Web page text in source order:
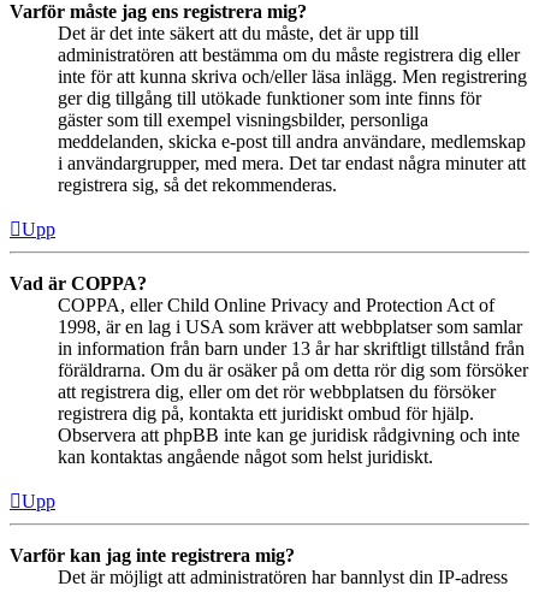
Varför måste jag ens registrera mig?
Det är det inte säkert att du måste, det är upp till
administratören att bestämma om du måste registrera dig eller
inte för att kunna skriva och/eller läsa inlägg. Men registrering
ger dig tillgång till utökade funktioner som inte finns för
gäster som till exempel visningsbilder, personliga
meddelanden, skicka e-post till andra användare, medlemskap
i användargrupper, med mera. Det tar endast några minuter att
registrera sig, så det rekommenderas.
Upp
Vad är COPPA?
COPPA, eller Child Online Privacy and Protection Act of
1998, är en lag i USA som kräver att webbplatser som samlar
in information från barn under 13 år har skriftligt tillstånd från
föräldrarna. Om du är osäker på om detta rör dig som försöker
att registrera dig, eller om det rör webbplatsen du försöker
registrera dig på, kontakta ett juridiskt ombud för hjälp.
Observera att phpBB inte kan ge juridisk rådgivning och inte
kan kontaktas angående något som helst juridiskt.
Upp
Varför kan jag inte registrera mig?
Det är möjligt att administratören har bannlyst din IP-adress